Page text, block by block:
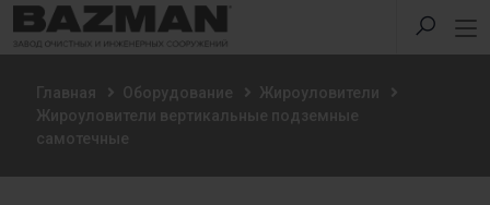
Главная Оборудование
Жироуловители
Жироуловители вертикальные подземные
самотечные